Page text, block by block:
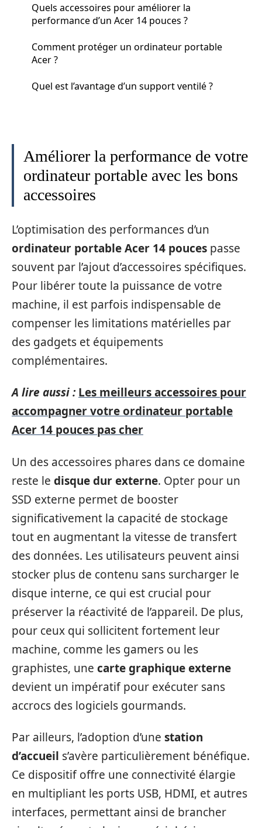
Quels accessoires pour améliorer la
performance d’un Acer 14 pouces ?
Comment protéger un ordinateur portable
Acer ?
Quel est l’avantage d’un support ventilé ?
Améliorer la performance de votre
ordinateur portable avec les bons
accessoires
L’optimisation des performances d’un
ordinateur portable Acer 14 pouces passe
souvent par l’ajout d’accessoires spécifiques.
Pour libérer toute la puissance de votre
machine, il est parfois indispensable de
compenser les limitations matérielles par
des gadgets et équipements
complémentaires.
A lire aussi : Les meilleurs accessoires pour
accompagner votre ordinateur portable
Acer 14 pouces pas cher
Un des accessoires phares dans ce domaine
reste le disque dur externe. Opter pour un
SSD externe permet de booster
significativement la capacité de stockage
tout en augmentant la vitesse de transfert
des données. Les utilisateurs peuvent ainsi
stocker plus de contenu sans surcharger le
disque interne, ce qui est crucial pour
préserver la réactivité de l’appareil. De plus,
pour ceux qui sollicitent fortement leur
machine, comme les gamers ou les
graphistes, une carte graphique externe
devient un impératif pour exécuter sans
accrocs des logiciels gourmands.
Par ailleurs, l’adoption d’une station
d’accueil s’avère particulièrement bénéfique.
Ce dispositif offre une connectivité élargie
en multipliant les ports USB, HDMI, et autres
interfaces, permettant ainsi de brancher